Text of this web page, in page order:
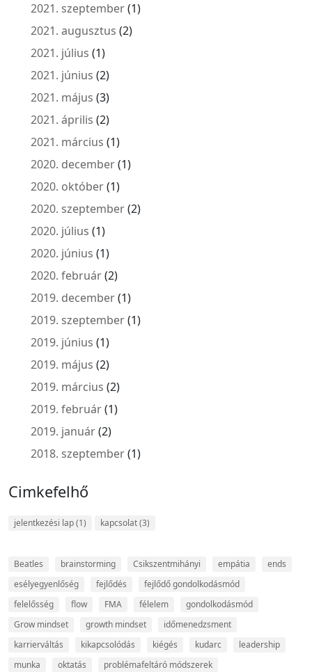
2021. szeptember(1)
2021. augusztus (2)
2021. július (1)
2021. június (2)
2021. május (3)
2021. április (2)
2021. március (1)
2020. december(1)
2020. október(1)
2020. szeptember(2)
2020. július (1)
2020. június (1)
2020. február(2)
2019. december(1)
2019. szeptember(1)
2019. június (1)
2019. május (2)
2019. március (2)
2019. február(1)
2019. január(2)
2018. szeptember(1)
Cimkefelhő
jelentkezési lap(1) kapcsolat(3)
Beatles brainstorming Csikszentmihányi empátia
ends
esélyegyenlőség
fejlődés
fejlődő gondolkodásmód
felelősség
flow FMA félelem
gondolkodásmód
Grow mindset
growth mindset
időmenedzsment
karrierváltás
kikapcsolódás kiégés kudarc
leadership
munka
oktatás problémafeltáró módszerek